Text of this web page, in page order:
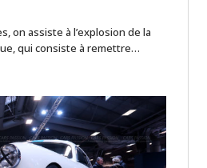
on assiste à l’explosion de la
qui consiste à remettre…